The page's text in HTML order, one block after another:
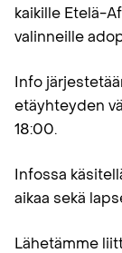
kaikille Etelä-
valinneille
Info
etäyhteyden
18:00.
Infossa
aikaa sekä
Lähetämme